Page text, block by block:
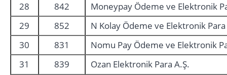
28
842
Moneypay Ödeme ve Elektronik
29
852
N Kolay Ödeme ve Elektronik
30
831
Nomu Pay Ödeme ve Elektronik
31
839
Ozan Elektronik Para A.Ş.